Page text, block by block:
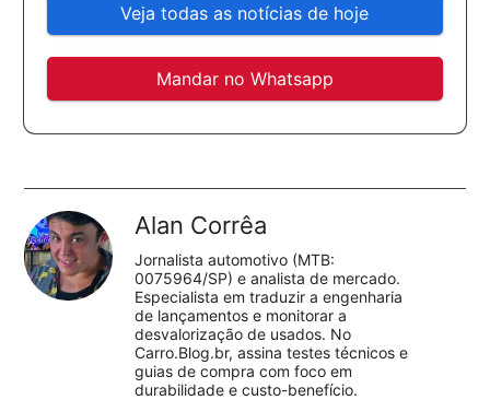
Veja todas as notícias de hoje
Mandar no Whatsapp
Alan Corrêa
Jornalista automotivo (MTB:
0075964/SP) e analista de mercado.
Especialista em traduzir a engenharia
de lançamentos e monitorar a
desvalorização de usados. No
Carro.Blog.br, assina testes técnicos e
guias de compra com foco em
durabilidade e custo-benefício.